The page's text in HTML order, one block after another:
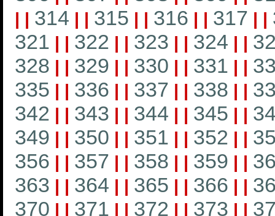
| | 314 | | 315 | | 316 | | 317 | |
321 | | 322 | | 323 | | 324 | |
328 | | 329 | | 330 | | 331 | |
335 | | 336 | | 337 | | 338 | |
342 | | 343 | | 344 | | 345 | |
349 | | 350 | | 351 | | 352 | |
356 | | 357 | | 358 | | 359 | |
363 | | 364 | | 365 | | 366 | |
370 | | 371 | | 372 | | 373 | |